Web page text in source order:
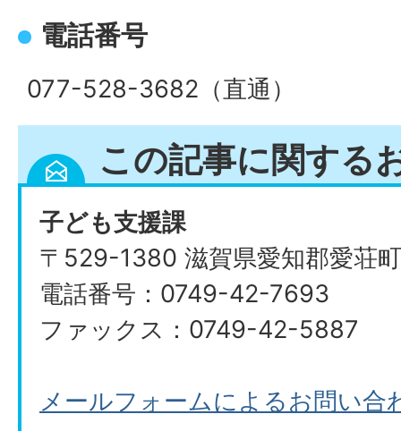
電話番号
077-528-3682（直通）
この記事に関する
子ども支援課
〒529-1380 滋賀県愛知郡愛荘
電話番号：0749-42-7693
ファックス：0749-42-5887
メールフォームによるお問い合